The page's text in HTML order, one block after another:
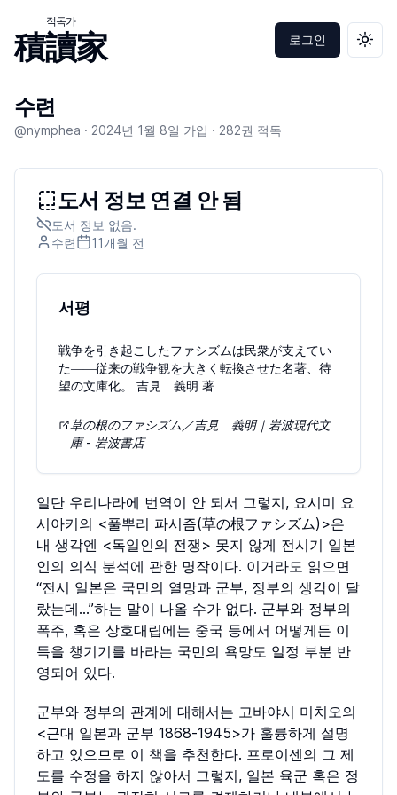
積讀家
적독가
로그인 테마
수련
@nymphea · 2024년 1월 8일 가입 · 282권 적독
도서 정보 연결 안 됨
도서 정보 없음.
수련
11개월 전
서평
戦争を引き起こしたファシズムは民衆が支えてい
た――従来の戦争観を大きく転換させた名著、待
望の文庫化。 吉見 義明 著
草の根のファシズム／吉見 義明｜岩波現代文
庫 - 岩波書店
일단 우리나라에 번역이 안 되서 그렇지, 요시미 요
시아키의 <풀뿌리 파시즘(草の根ファシズム)>은
내 생각엔 <독일인의 전쟁> 못지 않게 전시기 일본
인의 의식 분석에 관한 명작이다. 이거라도 읽으면
“전시 일본은 국민의 열망과 군부, 정부의 생각이 달
랐는데…”하는 말이 나올 수가 없다. 군부와 정부의
폭주, 혹은 상호대립에는 중국 등에서 어떻게든 이
득을 챙기기를 바라는 국민의 욕망도 일정 부분 반
영되어 있다.
군부와 정부의 관계에 대해서는 고바야시 미치오의
<근대 일본과 군부 1868-1945>가 훌륭하게 설명
하고 있으므로 이 책을 추천한다. 프로이센의 그 제
도를 수정을 하지 않아서 그렇지, 일본 육군 혹은 정